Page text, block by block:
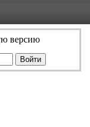
версию